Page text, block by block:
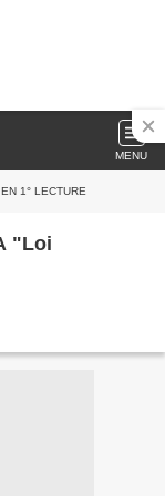
MENU
1° LECTURE
"Loi